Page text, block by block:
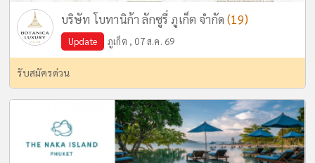
บริษัท โบทานิก้า ลักซูรี่ ภูเก็ต จำกัด(19)
Update ภูเก็ต , 07 ส.ค. 69
รับสมัครด่วน